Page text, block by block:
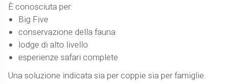
È conosciuta per:
Big Five
conservazione della fauna
lodge di alto livello
esperienze safari complete
Una soluzione indicata sia per coppie sia per famiglie.